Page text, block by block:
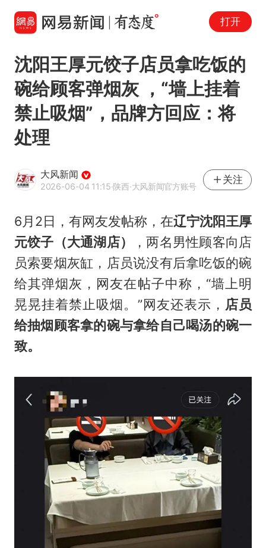
打开
沈阳王厚元饺子店员拿吃饭的
碗给顾客弹烟灰 ，“墙上挂着
禁止吸烟”，品牌方回应：将
处理
大风新闻
2026-06-04 11:15·陕西·大风新闻官方账号
关注
6月2日，有网友发帖称，在辽宁沈阳王厚
元饺子（大通湖店）
，两名男性顾客向店
员索要烟灰缸，店员说没有后拿吃饭的碗
给其弹烟灰，网友在帖子中称，“墙上明
晃晃挂着禁止吸烟。”网友还表示， 店员
给抽烟顾客拿的碗与拿给自己喝汤的碗一
致。